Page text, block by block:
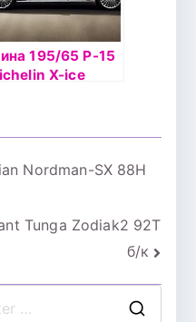
195/65 Р-15
X-ice
Nordman-SX 88H
Tunga Zodiak2 92T
б/к